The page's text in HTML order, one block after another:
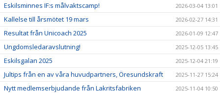
Eskilsminnes IF:s målvaktscamp! 2026-03-04 13:01
Kallelse till årsmötet 19 mars 2026-02-27 14:31
Resultat från Unicoach 2025 2026-01-09 12:47
Ungdomsledaravslutning! 2025-12-05 13:45
Eskilsgalan 2025 2025-12-04 21:19
Jultips från en av våra huvudpartners, Öresundskraft 2025-11-27 15:24
Nytt medlemserbjudande från Lakritsfabriken 2025-11-04 10:50